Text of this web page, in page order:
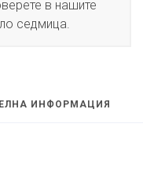
в нашите
седмица.
ИНФОРМАЦИЯ